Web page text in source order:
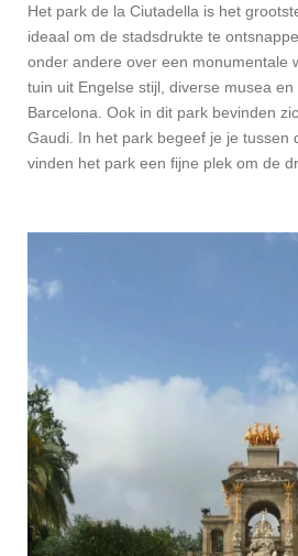
Het park de la Ciutadella is het
ideaal om de stadsdrukte te
onder andere over een monumentale
tuin uit Engelse stijl, diverse musea
Barcelona. Ook in dit park bevinden
Gaudi. In het park begeef je je tussen
vinden het park een fijne plek om de